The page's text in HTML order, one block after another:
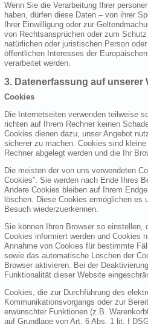
Wenn Sie die Verarbeitung Ihrer
haben, dürfen diese Daten – von ihrer
Ihrer Einwilligung oder zur
von Rechtsansprüchen oder zum
natürlichen oder juristischen Person
öffentlichen Interesses der
verarbeitet werden.
3. Datenerfassung auf unserer
Cookies
Die Internetseiten verwenden teilweise
richten auf Ihrem Rechner keinen
Cookies dienen dazu, unser Angebot
sicherer zu machen. Cookies sind
Rechner abgelegt werden und die Ihr
Die meisten der von uns verwendeten
Cookies”. Sie werden nach Ende Ihres
Andere Cookies bleiben auf Ihrem
löschen. Diese Cookies ermöglichen es
Besuch wiederzuerkennen.
Sie können Ihren Browser so einstellen,
Cookies informiert werden und Cookies
Annahme von Cookies für bestimmte
sowie das automatische Löschen der
Browser aktivieren. Bei der
Funktionalität dieser Website
Cookies, die zur Durchführung des
Kommunikationsvorgangs oder zur
erwünschter Funktionen (z.B.
auf Grundlage von Art. 6 Abs. 1 lit. f